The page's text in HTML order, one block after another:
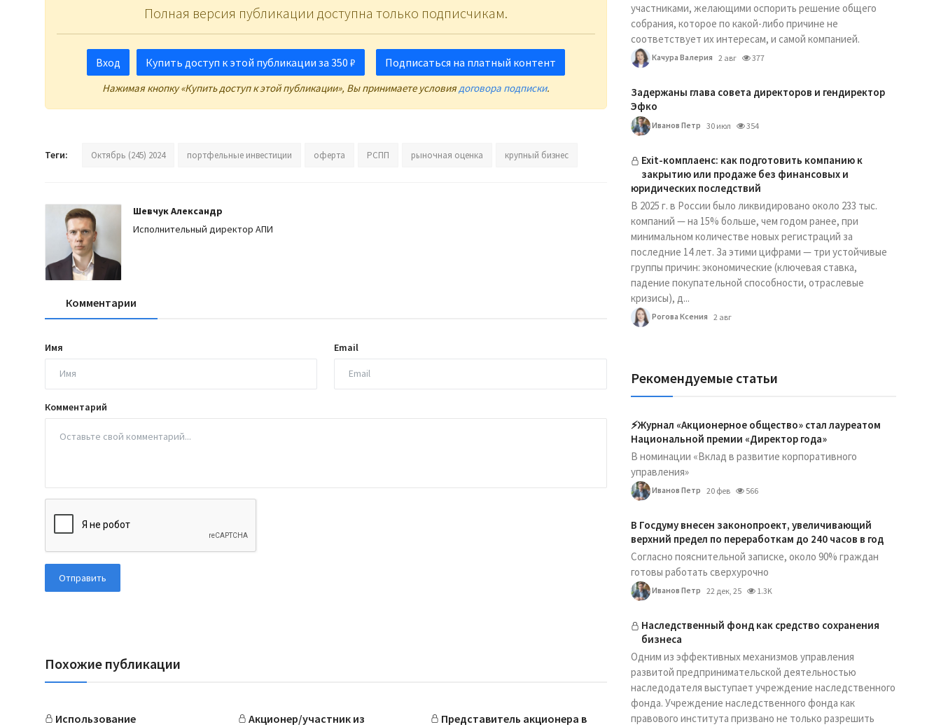
Полная версия публикации доступна только подписчикам.
Вход Купить доступ к этой публикации за 350 ₽ Подписаться на платный контент
Нажимая кнопку «Купить доступ к этой публикации», Вы принимаете условиядоговора подписки.
Теги: Октябрь (245) 2024 портфельные инвестиции оферта РСПП рыночная оценка крупный бизнес
Шевчук Александр
Исполнительный директор АПИ
Комментарии
Имя Email
Комментарий
Отправить
Похожие публикации
Использование
Акционер/участник из
Представитель акционера в
участниками, желающими оспорить решение общего
собрания, которое по какой-либо причине не
соответствует их интересам, и самой компанией.
Качура Валерия 2 авг 377
Задержаны глава совета директоров и гендиректор
Эфко
Иванов Петр 30 июл 354
Exit-комплаенс: как подготовить компанию к
закрытию или продаже без финансовых и
юридических последствий
В 2025 г. в России было ликвидировано около 233 тыс.
компаний — на 15% больше, чем годом ранее, при
минимальном количестве новых регистраций за
последние 14 лет. За этими цифрами — три устойчивые
группы причин: экономические (ключевая ставка,
падение покупательной способности, отраслевые
кризисы), д...
Рогова Ксения 2 авг
Рекомендуемые статьи
⚡️Журнал «Акционерное общество» стал лауреатом
Национальной премии «Директор года»
В номинации «Вклад в развитие корпоративного
управления»
Иванов Петр 20 фев 566
В Госдуму внесен законопроект, увеличивающий
верхний предел по переработкам до 240 часов в год
Согласно пояснительной записке, около 90% граждан
готовы работать сверхурочно
Иванов Петр 22 дек, 25 1.3K
Наследственный фонд как средство сохранения
бизнеса
Одним из эффективных механизмов управления
развитой предпринимательской деятельностью
наследодателя выступает учреждение наследственного
фонда. Учреждение наследственного фонда как
правового института призвано не только разрешить